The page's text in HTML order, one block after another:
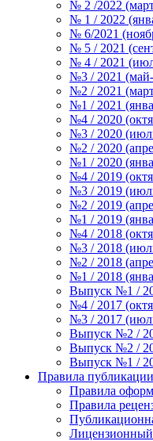
№ 2 /2022
№ 1 / 2022
№ 6/2021
№ 5 / 2021
№ 4 / 2021
№3 / 2021
№2 / 2021
№1 / 2021
№4 / 2020
№3 / 2020
№2 / 2020
№1 / 2020
№4 / 2019
№3 / 2019
№2 / 2019
№1 / 2019
№4 / 2018
№3 / 2018
№2 / 2018
№1 / 2018
Выпуск №1 /
№4 / 2017
№3 / 2017
Выпуск №2 /
Выпуск №2 /
Выпуск №1 /
Правила публикации
Правила
Правила
Лицензионный